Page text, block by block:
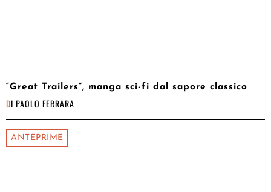
“Great Trailers”, manga sci-fi dal sapore classico
DI PAOLO FERRARA
ANTEPRIME